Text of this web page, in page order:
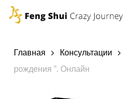
Skip
contentГлавная Консультации
рождения ”. Онлайн